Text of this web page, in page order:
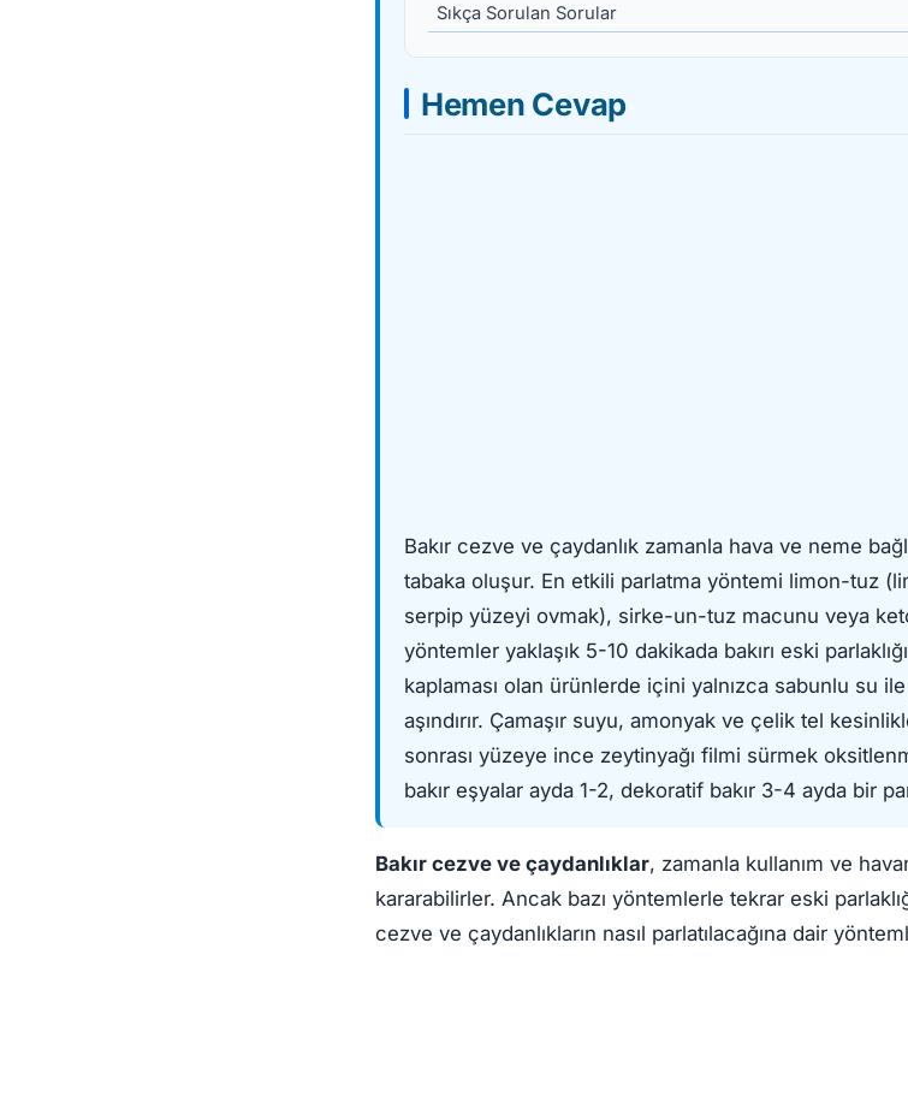
Sıkça Sorulan Sorular
Hemen Cevap
Bakır cezve ve çaydanlık zamanla hava ve neme
tabaka oluşur. En etkili parlatma yöntemi limon-tuz
serpip yüzeyi ovmak), sirke-un-tuz macunu veya
yöntemler yaklaşık 5-10 dakikada bakırı eski
kaplaması olan ürünlerde içini yalnızca sabunlu su ile
aşındırır. Çamaşır suyu, amonyak ve çelik tel
sonrası yüzeye ince zeytinyağı filmi sürmek
bakır eşyalar ayda 1-2, dekoratif bakır 3-4 ayda bir
Bakır cezve ve çaydanlıklar, zamanla kullanım ve
kararabilirler. Ancak bazı yöntemlerle tekrar eski
cezve ve çaydanlıkların nasıl parlatılacağına dair